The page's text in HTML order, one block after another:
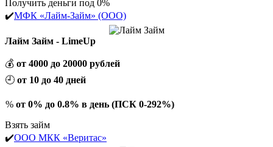
Получить деньги под 0%
✔️МФК «Лайм-Займ» (ООО)
Лайм Займ - LimeUp
💰 от 4000 до 20000 рублей
🕘 от 10 до 40 дней
% от 0% до 0.8% в день (ПСК 0-292%)
Взять займ
✔️ООО МКК «Веритас»